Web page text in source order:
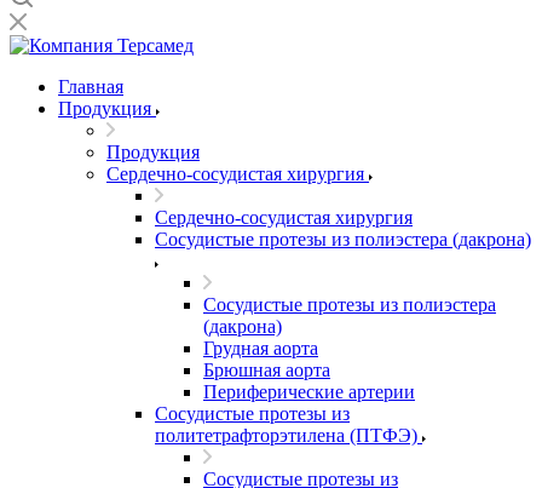
Главная
Продукция
Продукция
Сердечно-сосудистая хирургия
Сердечно-сосудистая хирургия
Сосудистые протезы из полиэстера (дакрона)
Сосудистые протезы из полиэстера
(дакрона)
Грудная аорта
Брюшная аорта
Периферические артерии
Сосудистые протезы из
политетрафторэтилена (ПТФЭ)
Сосудистые протезы из